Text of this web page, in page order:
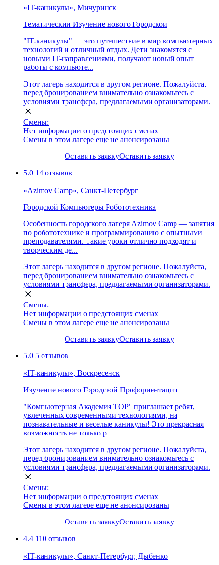
«IT-каникулы», Мичуринск
Тематический Изучение нового Городской
"IT-каникулы" — это путешествие в мир компьютерных
технологий и отличный отдых. Дети знакомятся с
новыми IT-направлениями, получают новый опыт
работы с компьюте...
Этот лагерь находится в другом регионе. Пожалуйста,
перед бронированием внимательно ознакомьтесь с
условиями трансфера, предлагаемыми организаторами.
Смены:
Нет информации о предстоящих сменах
Смены в этом лагере еще не анонсированы
Оставить заявкуОставить заявку
5.0 14 отзывов
«Azimov Camp», Санкт-Петербург
Городской Компьютеры Робототехника
Особенность городского лагеря Azimov Camp — занятия
по робототехнике и программированию с опытными
преподавателями. Такие уроки отлично подходят и
творческим де...
Этот лагерь находится в другом регионе. Пожалуйста,
перед бронированием внимательно ознакомьтесь с
условиями трансфера, предлагаемыми организаторами.
Смены:
Нет информации о предстоящих сменах
Смены в этом лагере еще не анонсированы
Оставить заявкуОставить заявку
5.0 5 отзывов
«IT-каникулы», Воскресенск
Изучение нового Городской Профориентация
"Компьютерная Академия TOP" приглашает ребят,
увлеченных современными технологиями, на
познавательные и веселые каникулы! Это прекрасная
возможность не только р...
Этот лагерь находится в другом регионе. Пожалуйста,
перед бронированием внимательно ознакомьтесь с
условиями трансфера, предлагаемыми организаторами.
Смены:
Нет информации о предстоящих сменах
Смены в этом лагере еще не анонсированы
Оставить заявкуОставить заявку
4.4 110 отзывов
«IT-каникулы», Санкт-Петербург, Дыбенко